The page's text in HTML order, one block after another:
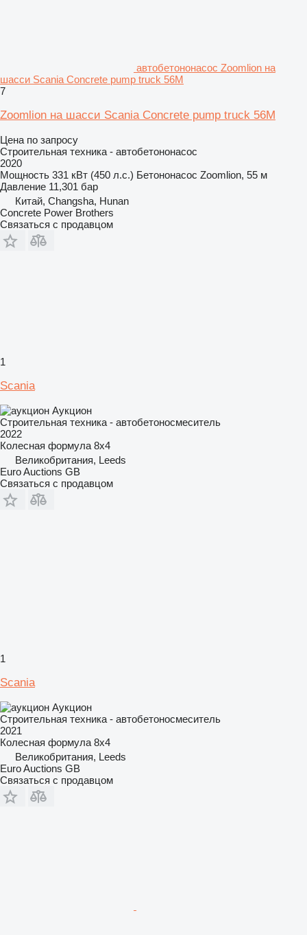
автобетононасос Zoomlion на
шасси Scania Concrete pump truck 56M
7
Zoomlion на шасси Scania Concrete pump truck 56M
Цена по запросу
Строительная техника - автобетононасос
2020
Мощность 331 кВт (450 л.с.) Бетононасос Zoomlion, 55 м
Давление 11,301 бар
Китай, Changsha, Hunan
Concrete Power Brothers
Связаться с продавцом
1
Scania
Аукцион
Строительная техника - автобетоносмеситель
2022
Колесная формула 8x4
Великобритания, Leeds
Euro Auctions GB
Связаться с продавцом
1
Scania
Аукцион
Строительная техника - автобетоносмеситель
2021
Колесная формула 8x4
Великобритания, Leeds
Euro Auctions GB
Связаться с продавцом